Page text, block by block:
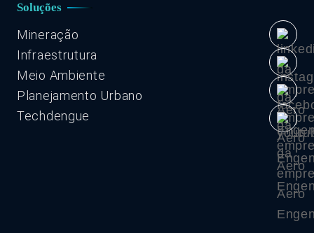
Soluções
Mineração
Infraestrutura
Meio Ambiente
Planejamento Urbano
Techdengue